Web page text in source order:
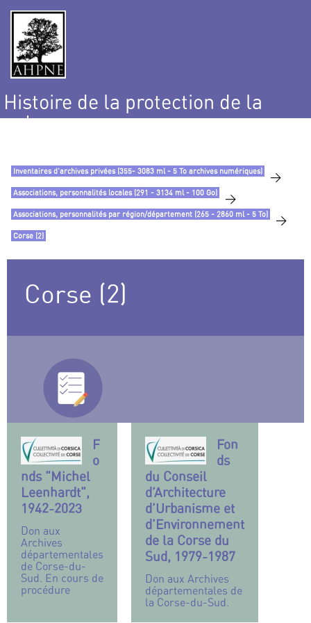
Histoire de la protection de la
nature
Inventaires d’archives privées (355- 3083 ml - 5 To archives numériques) >
Associations, personnalités locales (291 - 3134 ml - 100 Go) >
Associations, personnalités par région/département (265 - 2860 ml - 5 To) >
Corse (2)
Corse (2)
F
o
nds "Michel
Leenhardt",
1942-2023
Don aux
Archives
départementales
de Corse-du-
Sud. En cours de
procédure
Fon
ds
du Conseil
d’Architecture
d’Urbanisme et
d’Environnement
de la Corse du
Sud, 1979-1987
Don aux Archives
départementales de
la Corse-du-Sud.